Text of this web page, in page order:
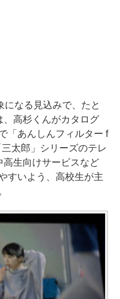
なる見込みで、たと
、高杉くんがカタログ
「あんしんフィルター f
太郎」シリーズのテレ
高生向けサービスなど
すいよう、高校生が主